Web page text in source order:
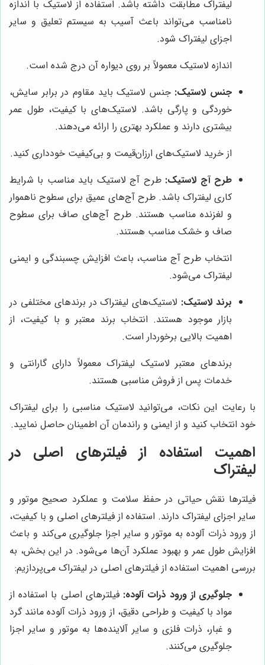
لیفتراک مطابقت داشته باشد. استفاده از لاستیک با اندازه
نامناسب می‌تواند باعث آسیب به سیستم تعلیق و سایر
اجزای لیفتراک شود.
اندازه لاستیک معمولاً بر روی دیواره آن درج شده است.
جنس لاستیک: جنس لاستیک باید مقاوم در برابر سایش،
خوردگی و پارگی باشد. لاستیک‌های با کیفیت، طول عمر
بیشتری دارند و عملکرد بهتری را ارائه می‌دهند.
از خرید لاستیک‌های ارزان‌قیمت و بی‌کیفیت خودداری کنید.
طرح آج لاستیک: طرح آج لاستیک باید مناسب با شرایط
کاری لیفتراک باشد. طرح آج‌های عمیق برای سطوح ناهموار
و لغزنده مناسب هستند. طرح آج‌های صاف برای سطوح
صاف و خشک مناسب هستند.
انتخاب طرح آج مناسب، باعث افزایش چسبندگی و ایمنی
لیفتراک می‌شود.
برند لاستیک: لاستیک‌های لیفتراک در برندهای مختلفی در
بازار موجود هستند. انتخاب برند معتبر و با کیفیت، از
اهمیت بالایی برخوردار است.
برندهای معتبر لاستیک لیفتراک معمولاً دارای گارانتی و
خدمات پس از فروش مناسبی هستند.
با رعایت این نکات، می‌توانید لاستیک مناسبی را برای لیفتراک
خود انتخاب کنید و از ایمنی و راندمان آن اطمینان حاصل نمایید.
اهمیت استفاده از فیلترهای اصلی در
لیفتراک
فیلترها نقش حیاتی در حفظ سلامت و عملکرد صحیح موتور و
سایر اجزای لیفتراک دارند. استفاده از فیلترهای اصلی و با کیفیت،
از ورود ذرات آلوده به موتور و سایر اجزا جلوگیری می‌کند و باعث
افزایش طول عمر و بهبود عملکرد آن‌ها می‌شود. در این بخش، به
بررسی اهمیت استفاده از فیلترهای اصلی در لیفتراک می‌پردازیم:
جلوگیری از ورود ذرات آلوده: فیلترهای اصلی با استفاده از
مواد با کیفیت و طراحی دقیق، از ورود ذرات آلوده مانند گرد
و غبار، ذرات فلزی و سایر آلاینده‌ها به موتور و سایر اجزا
جلوگیری می‌کنند.